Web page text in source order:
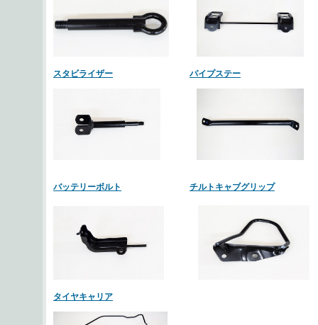
スタビライザー パイプステー
バッテリーボルト チルトキャブグリップ
タイヤキャリア